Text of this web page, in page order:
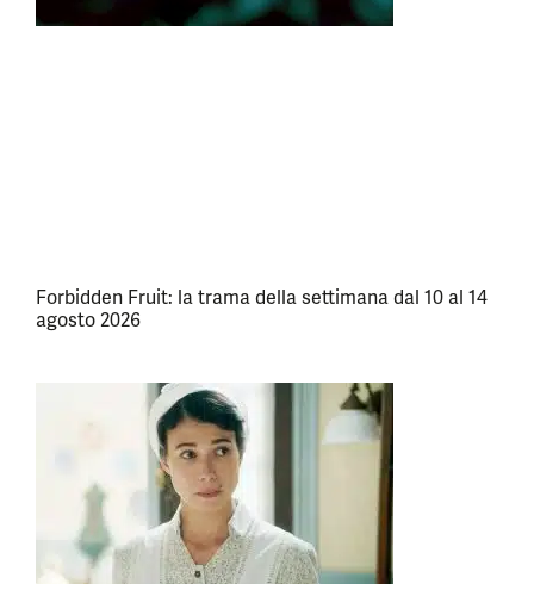
Forbidden Fruit: la trama della settimana dal 10 al 14
agosto 2026